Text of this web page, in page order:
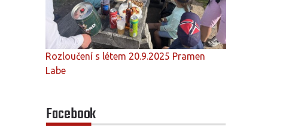
Rozloučení s létem 20.9.2025 Pramen
Labe
Facebook